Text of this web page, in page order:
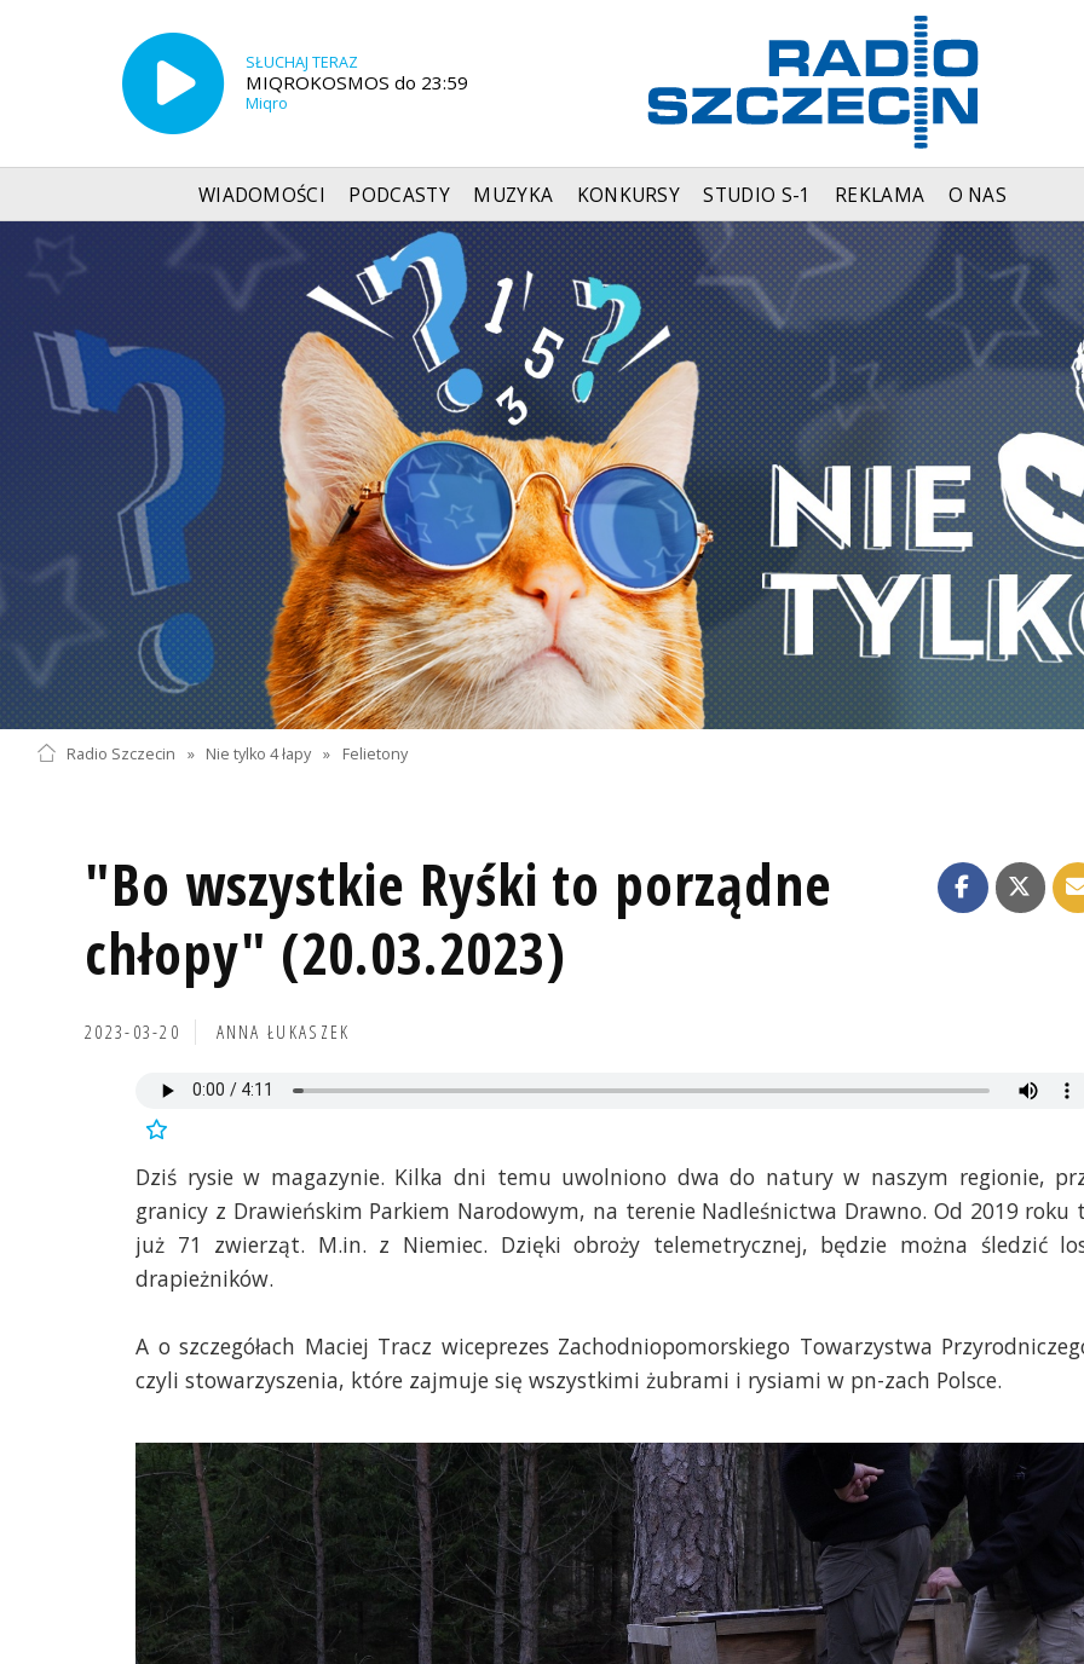
SŁUCHAJ TERAZ
MIQROKOSMOS do 23:59
Miqro
WIADOMOŚCI PODCASTY MUZYKA KONKURSY STUDIO S-1 REKLAMA O NAS
Radio Szczecin » Nie tylko 4 łapy » Felietony
"Bo wszystkie Ryśki to porządne
chłopy" (20.03.2023)
2023-03-20 ANNA ŁUKASZEK
Dziś rysie w magazynie. Kilka dni temu uwolniono dwa do natury w naszym regionie,
granicy z Drawieńskim Parkiem Narodowym, na terenie Nadleśnictwa Drawno. Od 2019 roku
już 71 zwierząt. M.in. z Niemiec. Dzięki obroży telemetrycznej, będzie można śledzić
drapieżników.
A o szczegółach Maciej Tracz wiceprezes Zachodniopomorskiego Towarzystwa
czyli stowarzyszenia, które zajmuje się wszystkimi żubrami i rysiami w pn-zach Polsce.